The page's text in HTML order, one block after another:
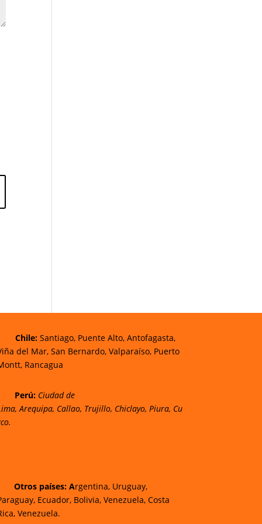
Chile:Santiago, Puente Alto, Antofagasta,
del Mar, San Bernardo, Valparaíso, Puerto
Rancagua
Perú: Ciudad de
,Arequipa, Callao, Trujillo, Chiclayo, Piura, Cu
Otros países: Argentina, Uruguay,
Ecuador, Bolivia, Venezuela, Costa
Venezuela.